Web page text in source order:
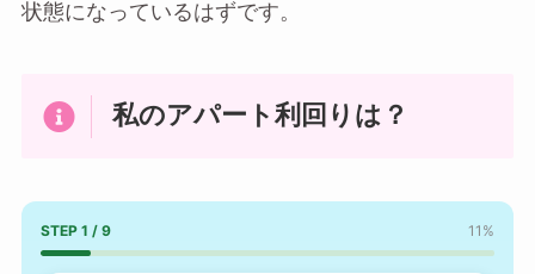
状態になっているはずです。
私のアパート利回りは？
STEP 1 / 9 11%